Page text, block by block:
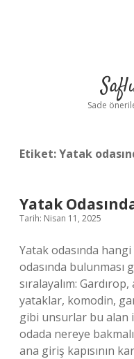
Sade
Etiket:Yatak
Yatak
Tarih: Nisan 11, 2025
Yatak odasında
odasında bulunması
sıralayalım:
yataklar, komodin,
gibi unsurlar bu alan
odada nereye
ana giriş kapısının